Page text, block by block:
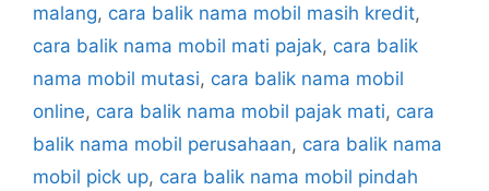
malang, cara balik nama mobil masih kredit,
cara balik nama mobil mati pajak, cara balik
nama mobil mutasi, cara balik nama mobil
online, cara balik nama mobil pajak mati, cara
balik nama mobil perusahaan, cara balik nama
mobil pick up, cara balik nama mobil pindah